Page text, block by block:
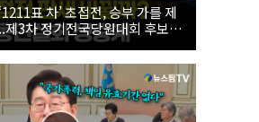
표 차’ 초접전, 승부 가를 제
제3차 정기전국당원대회 후보자
회 생중계 | 26.08.08